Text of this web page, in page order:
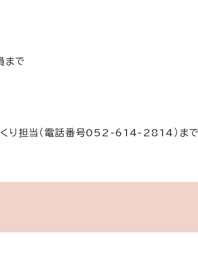
まで
くり担当（電話番号052-614-2814）ま